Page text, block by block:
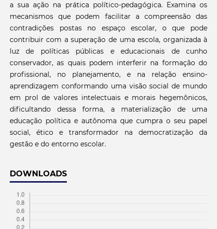
a sua ação na prática político-pedagógica. Examina os
mecanismos que podem facilitar a compreensão das
contradições postas no espaço escolar, o que pode
contribuir com a superação de uma escola, organizada à
luz de políticas públicas e educacionais de cunho
conservador, as quais podem interferir na formação do
profissional, no planejamento, e na relação ensino-
aprendizagem conformando uma visão social de mundo
em prol de valores intelectuais e morais hegemônicos,
dificultando dessa forma, a materialização de uma
educação política e autônoma que cumpra o seu papel
social, ético e transformador na democratização da
gestão e do entorno escolar.
DOWNLOADS